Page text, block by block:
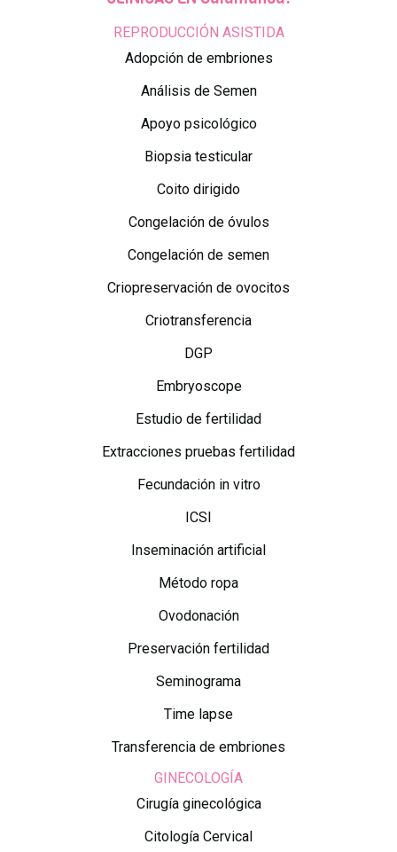
REPRODUCCIÓN ASISTIDA
Adopción de embriones
Análisis de Semen
Apoyo psicológico
Biopsia testicular
Coito dirigido
Congelación de óvulos
Congelación de semen
Criopreservación de ovocitos
Criotransferencia
DGP
Embryoscope
Estudio de fertilidad
Extracciones pruebas fertilidad
Fecundación in vitro
ICSI
Inseminación artificial
Método ropa
Ovodonación
Preservación fertilidad
Seminograma
Time lapse
Transferencia de embriones
GINECOLOGÍA
Cirugía ginecológica
Citología Cervical